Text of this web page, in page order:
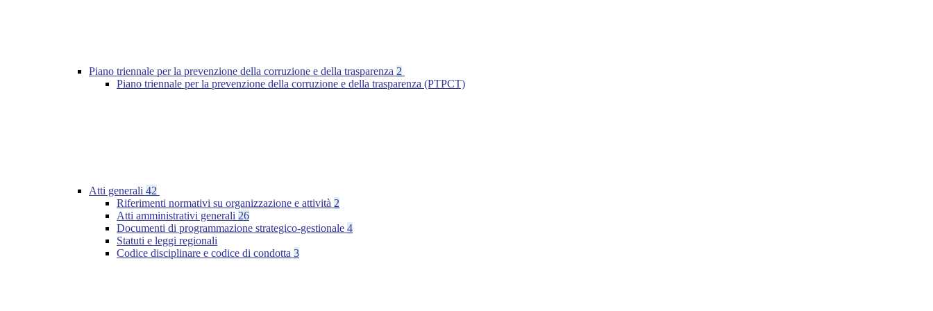
Piano triennale per la prevenzione della corruzione e della trasparenza 2
Piano triennale per la prevenzione della corruzione e della trasparenza (PTPCT)
Atti generali 42
Riferimenti normativi su organizzazione e attività 2
Atti amministrativi generali 26
Documenti di programmazione strategico-gestionale 4
Statuti e leggi regionali
Codice disciplinare e codice di condotta 3